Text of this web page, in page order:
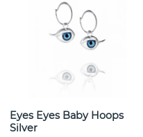
Eyes Eyes Baby Hoops
Silver